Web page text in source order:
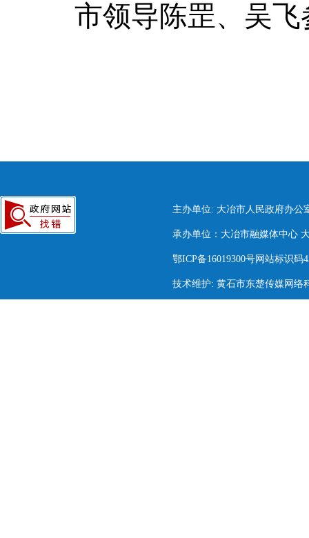
市领导陈罡、吴
主办单位: 大冶市人民政府办公
承办单位：大冶市融媒体中心
鄂ICP备16019300号网站标识码
技术维护: 黄石市东楚传媒网络